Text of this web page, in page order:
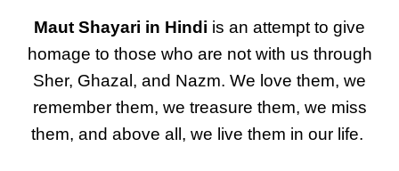
Maut Shayari in Hindi is an attempt to give
homage to those who are not with us through
Sher, Ghazal, and Nazm. We love them, we
remember them, we treasure them, we miss
them, and above all, we live them in our life.